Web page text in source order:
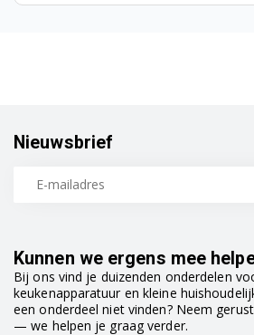
WR47B2C7NL/01
WR47B2C90/01
Kunnen we ergens mee
Bij ons vind je duizenden onderdelen
keukenapparatuur en kleine
een onderdeel niet vinden? Neem
— we helpen je graag verder.
Nieuwsbrief